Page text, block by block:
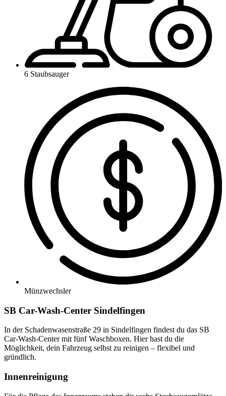
6 Staubsauger
Münzwechsler
SB Car-Wash-Center Sindelfingen
In der Schadenwasenstraße 29 in Sindelfingen findest du das SB
Car-Wash-Center mit fünf Waschboxen. Hier hast du die
Möglichkeit, dein Fahrzeug selbst zu reinigen – flexibel und
gründlich.
Innenreinigung